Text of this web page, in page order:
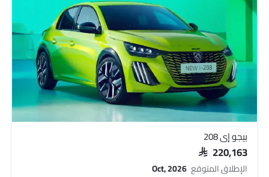
بيجو إي 208
SAR 220,163
الإطلاق المتوقع Oct, 2026